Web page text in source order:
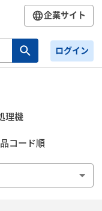
企業サイト
ログイン
理機
コード順